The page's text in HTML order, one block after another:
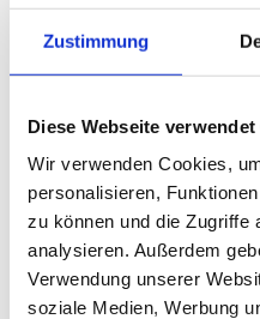
Zustimmung
Diese Webseite
Wir verwenden Cookies,
personalisieren,
zu können und die Zugriffe
analysieren. Außerdem
Verwendung unserer
soziale Medien, Werbung
energetischen
Welche
der